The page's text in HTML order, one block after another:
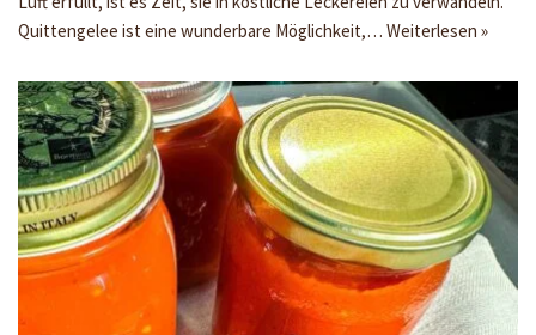
Quittengelee ist eine wunderbare Möglichkeit,… Weiterlesen »